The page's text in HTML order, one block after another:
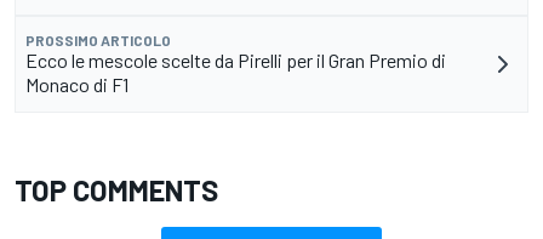
PROSSIMO ARTICOLO
Ecco le mescole scelte da Pirelli per il Gran Premio di
Monaco di F1
TOP COMMENTS